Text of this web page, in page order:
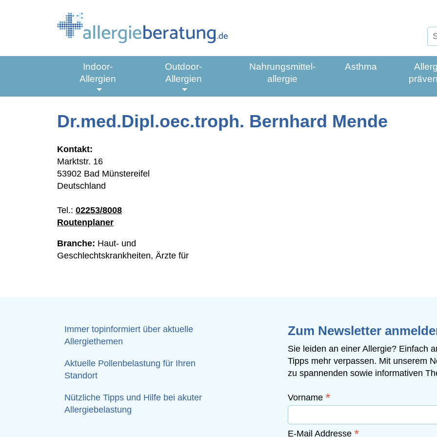
Hauptmenü:
Indoor-
Allergien
Untermenü aus-/einklappen
Outdoor-
Allergien
Untermenü aus-/einklappen
Nahrungsmittel­
allergie
Asthma
Hauptinhalt
Dr.med.Dipl.oec.troph. Bernhard Mende
Kontakt:
Marktstr. 16
53902 Bad Münstereifel
Deutschland
Tel.: 02253/8008
Routenplaner
Branche: Haut- und
Geschlechtskrankheiten, Ärzte für
Immer topinformiert über aktuelle
Allergiethemen
Aktuelle Pollenbelastung für Ihren
Standort
Nützliche Tipps und Hilfe bei akuter
Allergiebelastung
Zum Newsletter
Sie leiden an einer Allergie? Einfach
Tipps mehr verpassen. Mit unserem
zu spannenden sowie informativen
Vorname *
E-Mail Addresse